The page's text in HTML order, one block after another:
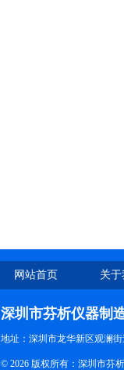
网站首页 关
深圳市芬析仪器制
地址：深圳市龙华新区观澜
© 2026 版权所有：深圳市芬